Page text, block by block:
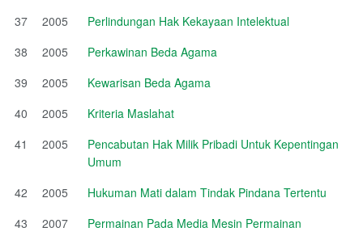
37
2005
Perlindungan Hak Kekayaan Intelektual
38
2005
Perkawinan Beda Agama
39
2005
Kewarisan Beda Agama
40
2005
Kriteria Maslahat
41
2005
Pencabutan Hak Milik Pribadi Untuk Kepentingan
Umum
42
2005
Hukuman Mati dalam Tindak Pindana Tertentu
43
2007
Permainan Pada Media Mesin Permainan